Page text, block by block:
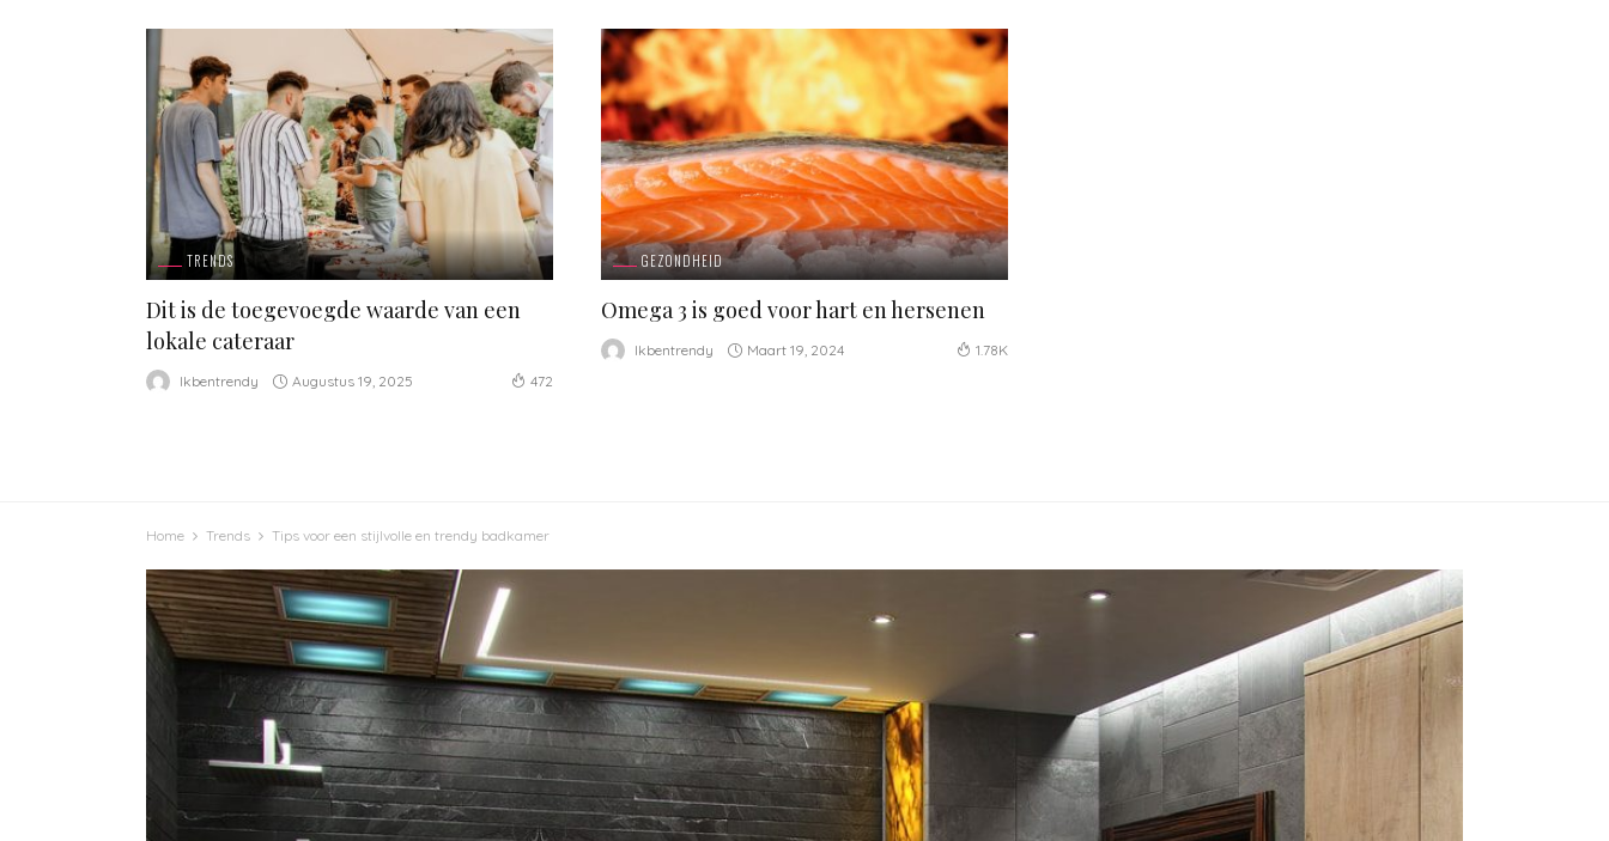
TRENDS
Dit is de toegevoegde waarde van een
lokale cateraar
Ikbentrendy Augustus 19, 2025 472
GEZONDHEID
Omega 3 is goed voor hart en hersenen
Ikbentrendy Maart 19, 2024 1.78K
Home Trends Tips voor een stijlvolle en trendy badkamer